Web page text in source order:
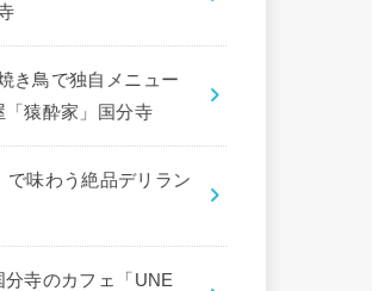
き鳥で独自メニュー
「猿酔家」国分寺
で味わう絶品デリラン
寺のカフェ「UNE